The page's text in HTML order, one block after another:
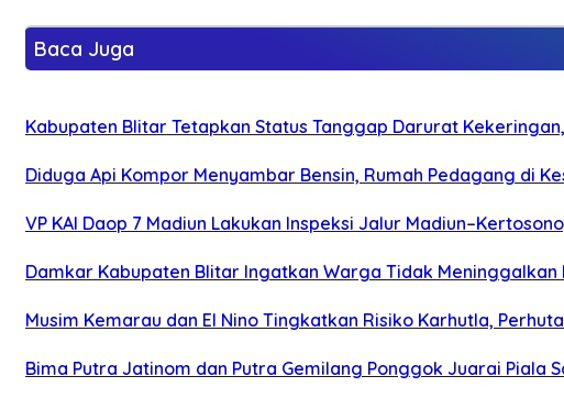
Baca Juga
Kabupaten Blitar Tetapkan Status Tanggap Darurat
Diduga Api Kompor Menyambar Bensin, Rumah Pedagang di
VP KAI Daop 7 Madiun Lakukan Inspeksi Jalur
Damkar Kabupaten Blitar Ingatkan Warga Tidak
Musim Kemarau dan El Nino Tingkatkan Risiko Karhutla,
Bima Putra Jatinom dan Putra Gemilang Ponggok Juarai Piala